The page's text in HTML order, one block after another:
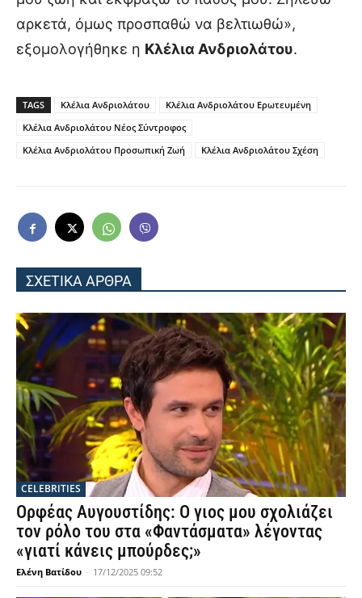
αρκετά, όμως προσπαθώ να βελτιωθώ»,
εξομολογήθηκε η Κλέλια Ανδριολάτου.
TAGS Κλέλια Ανδριολάτου
Κλέλια Ανδριολάτου Ερωτευμένη
Κλέλια Ανδριολάτου Νέος Σύντροφος
Κλέλια Ανδριολάτου Προσωπική Ζωή
Κλέλια Ανδριολάτου Σχέση
ΣΧΕΤΙΚΑ ΑΡΘΡΑ
CELEBRITIES
Ορφέας Αυγουστίδης: Ο γιος μου σχολιάζει
τον ρόλο του στα «Φαντάσματα» λέγοντας
«γιατί κάνεις μπούρδες;»
Ελένη Βατίδου - 17/12/2025 09:52